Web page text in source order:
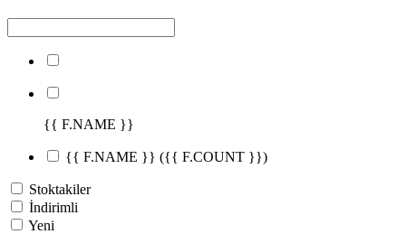
{{ F.NAME }}
{{ F.NAME }} ({{ F.COUNT }})
Stoktakiler
İndirimli
Yeni